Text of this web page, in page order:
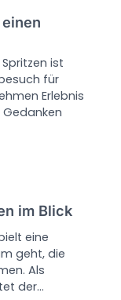
ist
für
Erlebnis
im Blick
eine
geht, die
Als
der…